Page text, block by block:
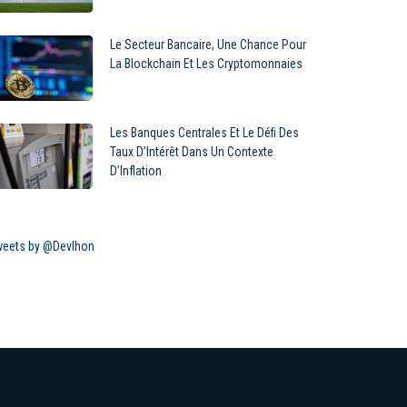
Le Secteur Bancaire, Une Chance Pour
La Blockchain Et Les Cryptomonnaies
Les Banques Centrales Et Le Défi Des
Taux D’Intérêt Dans Un Contexte
D’Inflation
by @Devlhon